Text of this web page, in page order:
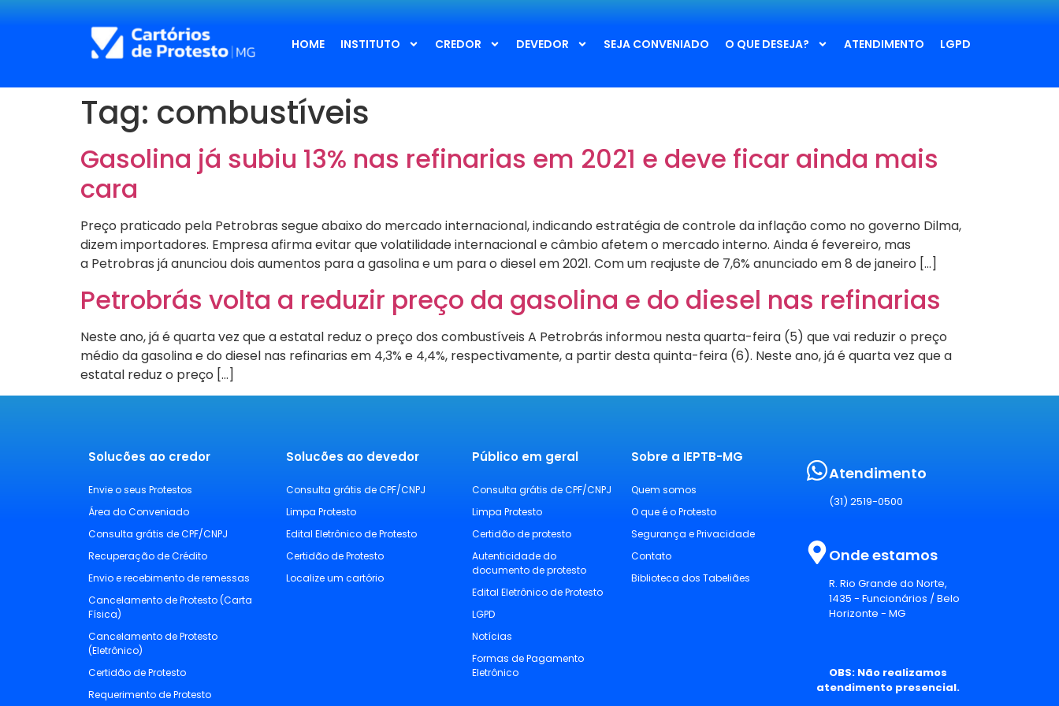
HOME INSTITUTO CREDOR DEVEDOR SEJA CONVENIADO O QUE DESEJA? ATENDIMENTO LGPD
Tag: combustíveis
Gasolina já subiu 13% nas refinarias em 2021 e deve ficar ainda mais
cara
Preço praticado pela Petrobras segue abaixo do mercado internacional, indicando estratégia de controle da inflação como no governo Dilma,
dizem importadores. Empresa afirma evitar que volatilidade internacional e câmbio afetem o mercado interno. Ainda é fevereiro, mas
a Petrobras já anunciou dois aumentos para a gasolina e um para o diesel em 2021. Com um reajuste de 7,6% anunciado em 8 de janeiro […]
Petrobrás volta a reduzir preço da gasolina e do diesel nas refinarias
Neste ano, já é quarta vez que a estatal reduz o preço dos combustíveis A Petrobrás informou nesta quarta-feira (5) que vai reduzir o preço
médio da gasolina e do diesel nas refinarias em 4,3% e 4,4%, respectivamente, a partir desta quinta-feira (6). Neste ano, já é quarta vez que a
estatal reduz o preço […]
Solucões ao credor
Envie o seus Protestos
Área do Conveniado
Consulta grátis de CPF/CNPJ
Recuperação de Crédito
Envio e recebimento de remessas
Cancelamento de Protesto (Carta
Física)
Cancelamento de Protesto
(Eletrônico)
Certidão de Protesto
Requerimento de Protesto
Solucões ao devedor
Consulta grátis de CPF/CNPJ
Limpa Protesto
Edital Eletrônico de Protesto
Certidão de Protesto
Localize um cartório
Público em geral
Consulta grátis de CPF/CNPJ
Limpa Protesto
Certidão de protesto
Autenticidade do
documento de protesto
Edital Eletrônico de Protesto
LGPD
Notícias
Formas de Pagamento
Eletrônico
Sobre a IEPTB-MG
Quem somos
O que é o Protesto
Segurança e Privacidade
Contato
Biblioteca dos Tabeliães
Atendimento
(31) 2519-0500
Onde estamos
R. Rio Grande do Norte,
1435 - Funcionários / Belo
Horizonte - MG
OBS: Não realizamos
atendimento presencial.